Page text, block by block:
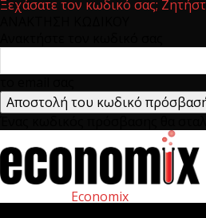
Ξεχάσατε τον κωδικό σας;
Economix